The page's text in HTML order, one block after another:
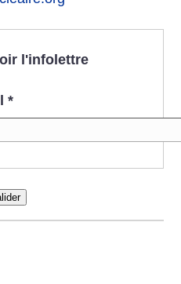
l'infolettre
*